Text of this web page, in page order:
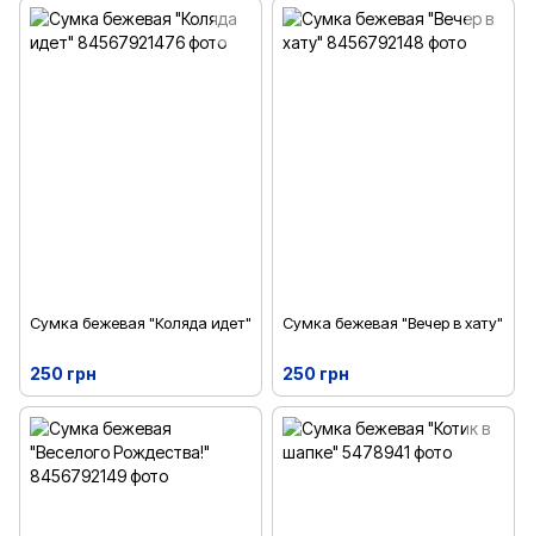
Сумка бежевая "Коляда идет"
250 грн
Сумка бежевая "Вечер в хату"
250 грн